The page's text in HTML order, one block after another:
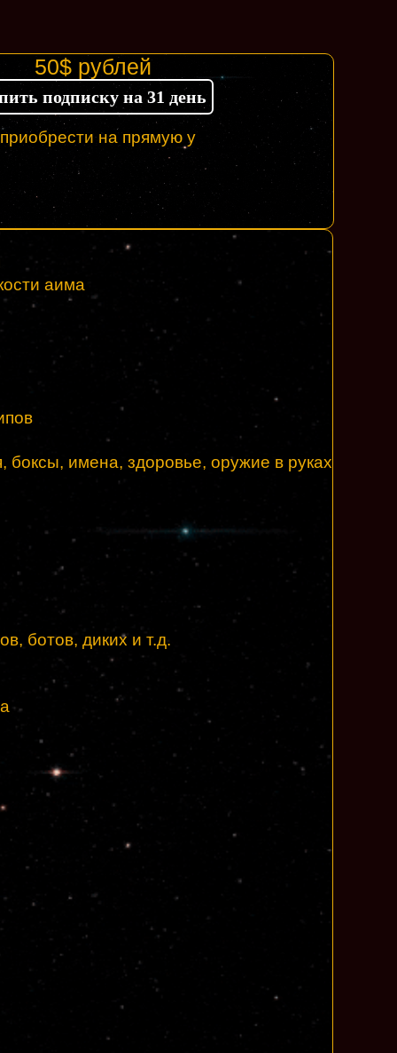
50$ рублей
подписку на 31 день
на прямую у
аима
имена, здоровье, оружие в руках
ботов, диких и т.д.